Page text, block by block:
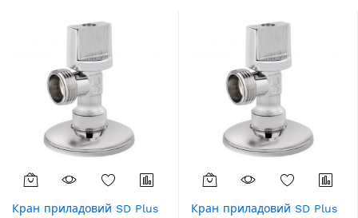
Кран приладовий SD Plus
Кран приладовий SD Plus